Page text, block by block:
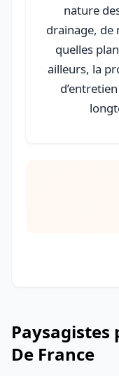
nature
drainage, de
quelles
ailleurs, la
Paysagistes
De France